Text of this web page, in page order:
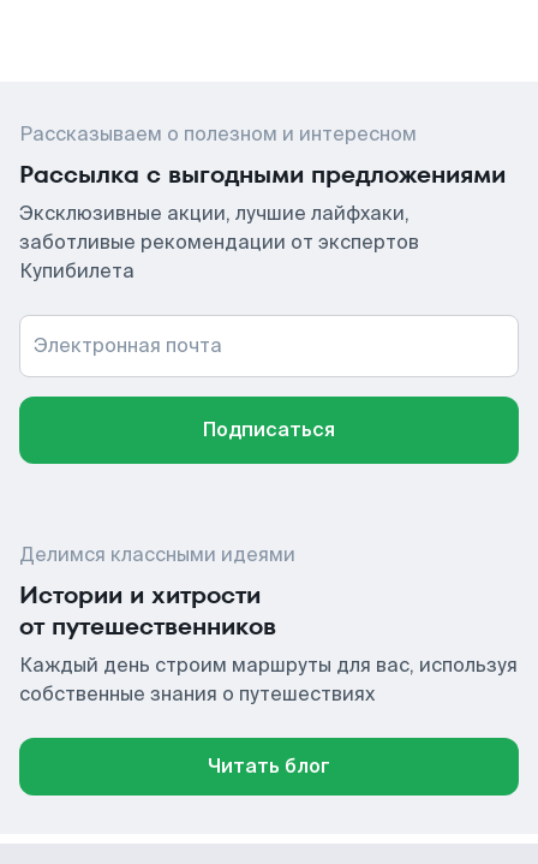
Рассказываем о полезном и интересном
Рассылка с выгодными предложениями
Эксклюзивные акции, лучшие лайфхаки,
заботливые рекомендации от экспертов
Купибилета
Электронная почта
Подписаться
Делимся классными идеями
Истории и хитрости
от путешественников
Каждый день строим маршруты для вас, используя
собственные знания о путешествиях
Читать блог